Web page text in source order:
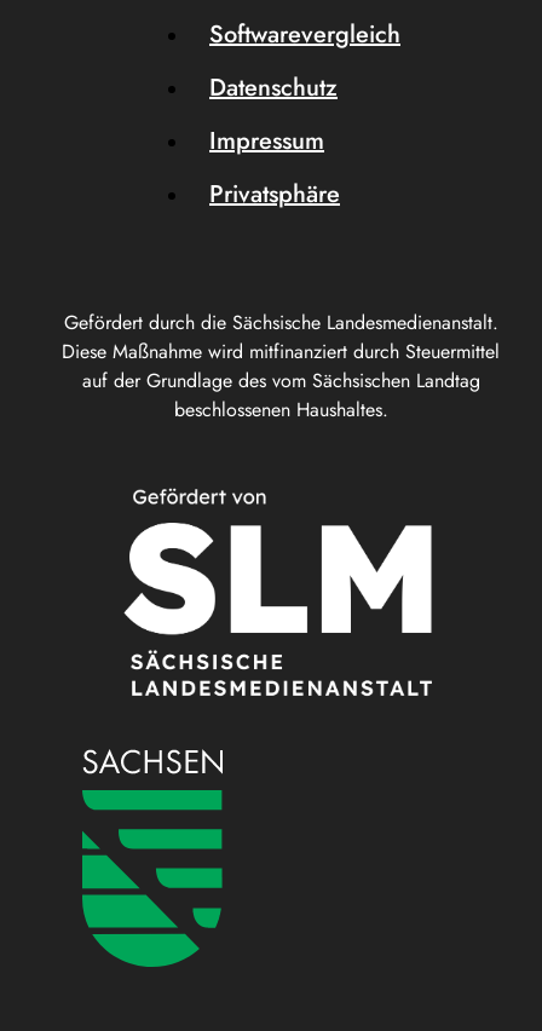
Gefördert durch die Sächsische Landesmedienanstalt.
Diese Maßnahme wird mitfinanziert durch Steuermittel
auf der Grundlage des vom Sächsischen Landtag
beschlossenen Haushaltes.
Softwarevergleich
Datenschutz
Impressum
Privatsphäre